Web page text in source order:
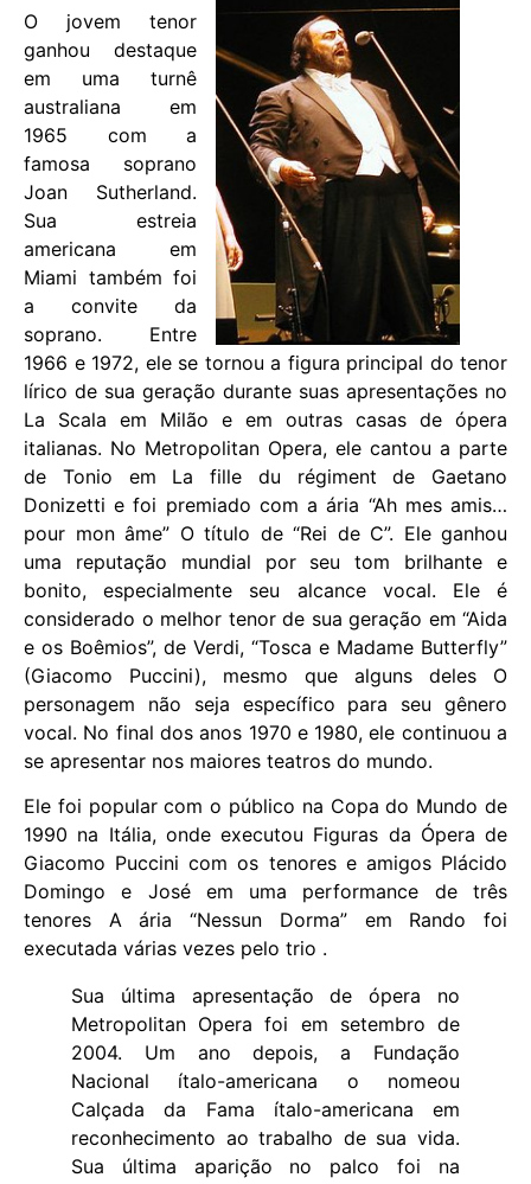
O jovem tenor
ganhou destaque
em uma turnê
australiana em
1965 com a
famosa soprano
Joan Sutherland.
Sua estreia
americana em
Miami também foi
a convite da
soprano. Entre
1966 e 1972, ele se tornou a figura principal do tenor
lírico de sua geração durante suas apresentações no
La Scala em Milão e em outras casas de ópera
italianas. No Metropolitan Opera, ele cantou a parte
de Tonio em La fille du régiment de Gaetano
Donizetti e foi premiado com a ária “Ah mes amis…
pour mon âme” O título de “Rei de C”. Ele ganhou
uma reputação mundial por seu tom brilhante e
bonito, especialmente seu alcance vocal. Ele é
considerado o melhor tenor de sua geração em “Aida
e os Boêmios”, de Verdi, “Tosca e Madame Butterfly”
(Giacomo Puccini), mesmo que alguns deles O
personagem não seja específico para seu gênero
vocal. No final dos anos 1970 e 1980, ele continuou a
se apresentar nos maiores teatros do mundo.
Ele foi popular com o público na Copa do Mundo de
1990 na Itália, onde executou Figuras da Ópera de
Giacomo Puccini com os tenores e amigos Plácido
Domingo e José em uma performance de três
tenores A ária “Nessun Dorma” em Rando foi
executada várias vezes pelo trio .
Sua última apresentação de ópera no
Metropolitan Opera foi em setembro de
2004. Um ano depois, a Fundação
Nacional ítalo-americana o nomeou
Calçada da Fama ítalo-americana em
reconhecimento ao trabalho de sua vida.
Sua última aparição no palco foi na